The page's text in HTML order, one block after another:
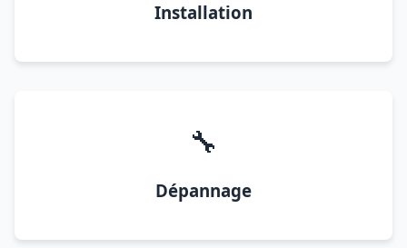
Installation
🔧
Dépannage